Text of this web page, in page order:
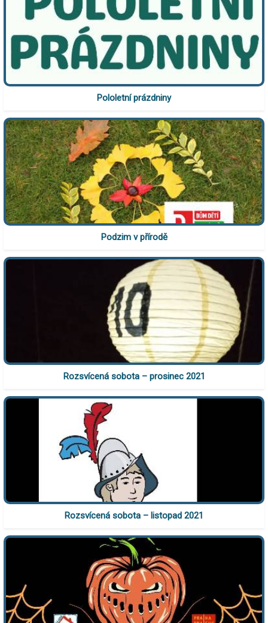
Pololetní prázdniny
Podzim v přírodě
Rozsvícená sobota – prosinec 2021
Rozsvícená sobota – listopad 2021